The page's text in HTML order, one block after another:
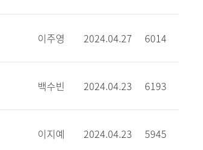
이주영 2024.04.27 6014
백수빈 2024.04.23 6193
이지예 2024.04.23 5945